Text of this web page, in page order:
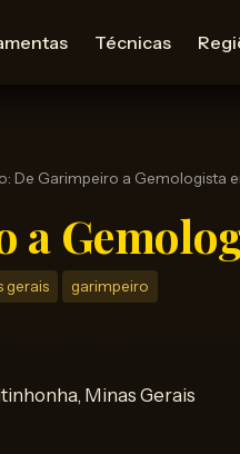
Técnicas
De Garimpeiro a Gemologista
gerais garimpeiro
Minas Gerais